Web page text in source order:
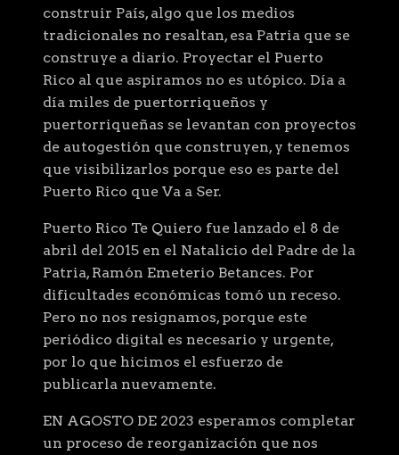
construir País, algo que los medios
tradicionales no resaltan, esa Patria que se
construye a diario. Proyectar el Puerto
Rico al que aspiramos no es utópico. Día a
día miles de puertorriqueños y
puertorriqueñas se levantan con proyectos
de autogestión que construyen, y tenemos
que visibilizarlos porque eso es parte del
Puerto Rico que Va a Ser.
Puerto Rico Te Quiero fue lanzado el 8 de
abril del 2015 en el Natalicio del Padre de la
Patria, Ramón Emeterio Betances. Por
dificultades económicas tomó un receso.
Pero no nos resignamos, porque este
periódico digital es necesario y urgente,
por lo que hicimos el esfuerzo de
publicarla nuevamente.
EN AGOSTO DE 2023 esperamos completar
un proceso de reorganización que nos